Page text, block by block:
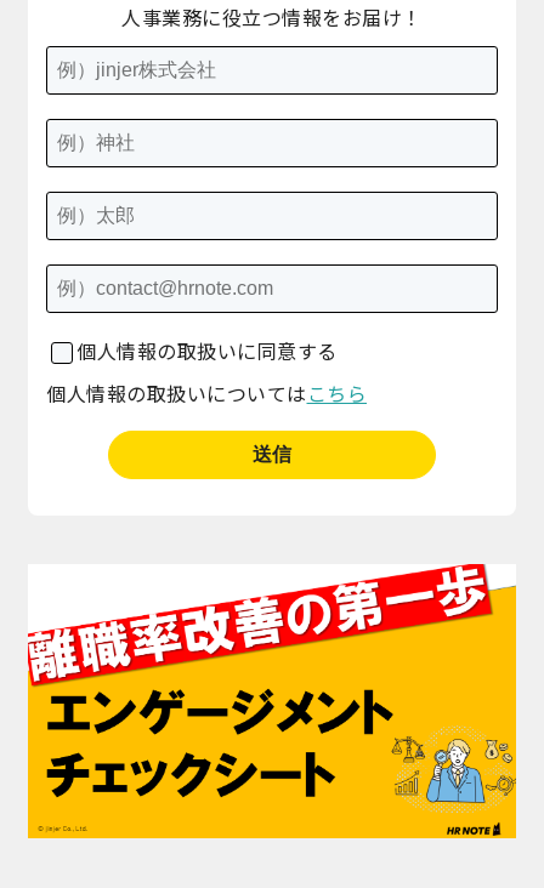
人事業務に役立つ情報をお届け！
個人情報の取扱いに同意する
個人情報の取扱いについては こちら